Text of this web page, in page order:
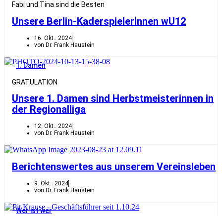
Fabi und Tina sind die Besten
Unsere Berlin-Kaderspielerinnen wU12
16. Okt.. 2024
von Dr. Frank Haustein
1. Damen
GRATULATION
Unsere 1. Damen sind Herbstmeisterinnen in
der Regionalliga
12. Okt.. 2024
von Dr. Frank Haustein
Berichtenswertes aus unserem Vereinsleben
9. Okt.. 2024
von Dr. Frank Haustein
Wer ist wer